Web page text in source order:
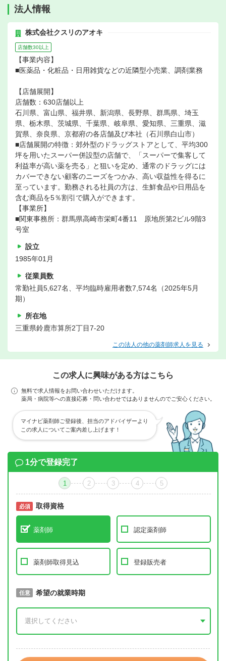
法人情報
株式会社クスリのアオキ
店舗数30以上
【事業内容】
■医薬品・化粧品・日用雑貨などの近隣型小売業、調剤業務
【店舗展開】
店舗数：630店舗以上
石川県、富山県、福井県、新潟県、長野県、群馬県、埼玉
県、栃木県、茨城県、千葉県、岐阜県、愛知県、三重県、滋
賀県、奈良県、京都府の各店舗及び本社（石川県白山市）
■店舗展開の特徴：郊外型のドラッグストアとして、平均300
坪を用いたスーパー併設型の店舗で、「スーパーで集客して
利益率が高い薬を売る」と狙いを定め、通常のドラッグには
カバーできない顧客のニーズをつかみ、高い収益性を得るに
至っています。勤務される社員の方は、生鮮食品や日用品を
含む商品を5％割引で購入ができます。
【事業所】
■関東事務所：群馬県高崎市栄町4番11 原地所第2ビル9階3
号室
設立
1985年01月
従業員数
常勤社員5,627名、平均臨時雇用者数7,574名（2025年5月
期）
所在地
三重県鈴鹿市算所2丁目7-20
この法人の他の薬剤師求人を見る
この求人に興味がある方はこちら
無料で求人情報をお問い合わせいただけます。
薬局・病院等への直接応募・問い合わせではありませんのでご安心ください。
マイナビ薬剤師ご登録後、担当のアドバイザーより
この求人についてご案内差し上げます！
1分で登録完了
1 2 3 4 5
必須 取得資格
薬剤師 認定薬剤師
薬剤師取得見込 登録販売者
必須 取得予定年
任意 希望の就業時期